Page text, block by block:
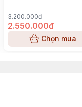
3.200.000đ
2.550.000đ
Chọn mua